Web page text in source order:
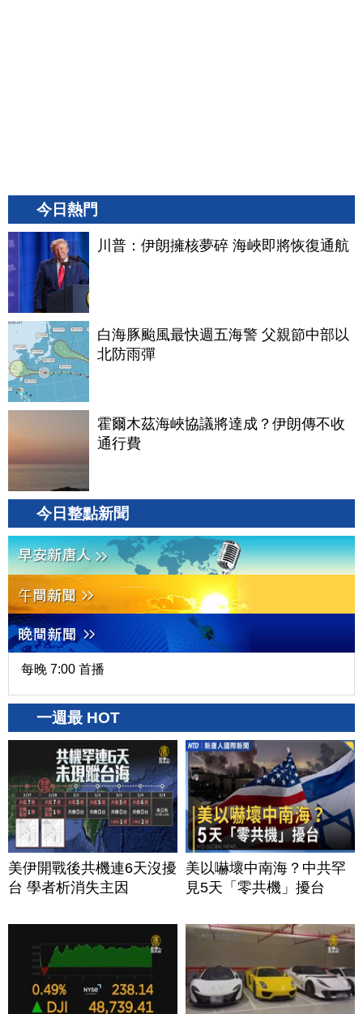
今日熱門
川普：伊朗擁核夢碎 海峽即將恢復通航
白海豚颱風最快週五海警 父親節中部以
北防雨彈
霍爾木茲海峽協議將達成？伊朗傳不收
通行費
今日整點新聞
每晚 7:00 首播
一週最 HOT
美伊開戰後共機連6天沒擾
台 學者析消失主因
美以嚇壞中南海？中共罕
見5天「零共機」擾台